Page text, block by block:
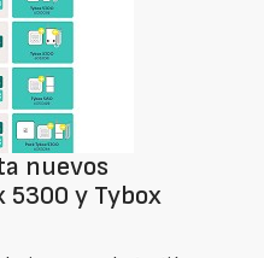
nuevos
y Tybox